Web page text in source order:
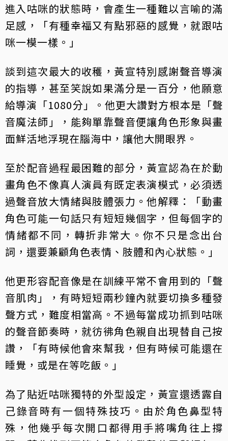
進入咕咪的狀態時，會產生一種難以言喻的滿
足感，「有種幸福又有點邪惡的感覺，就跟咕
咪一模一樣。」
談到這次最大的收穫，黃宣特別感謝聲音導演
的指導，甚至笑說如果滿分是一百分，他願意
給導演「1080分」。他更大讚對方根本是「聲
音魔法師」，能夠單靠聲音便讓角色形象與畫
面鮮活地浮現在腦海中，讓他大開眼界。
至於配音過程最困難的部分，黃宣認為在於動
畫角色不像真人演員有既定表演模式，必須透
過聲音放大情緒與肢體張力。他解釋：「動畫
角色可能一句話只有短短幾個字，但每個字的
情緒都不同，轉折非常大。你不只是念出台
詞，還要兼顧角色表情、肢體和內心狀態。」
他更形容配音像是在訓練平常不會用到的「聲
音肌肉」，有時短短兩秒鐘內就要切換多種發
聲方式，難度相當高。不過每當成功抓到咕咪
的聲音節奏時，就彷彿角色親自出現替自己按
讚，「有時候他會來幫我，但有時候可能還在
睡覺，或是在等吃飯。」
為了貼近咕咪獨特的外型設定，黃宣還透露自
己錄音時有一個特殊技巧。由於角色鼻型特
殊，他幾乎每次開口都得用手將嘴角往上撐